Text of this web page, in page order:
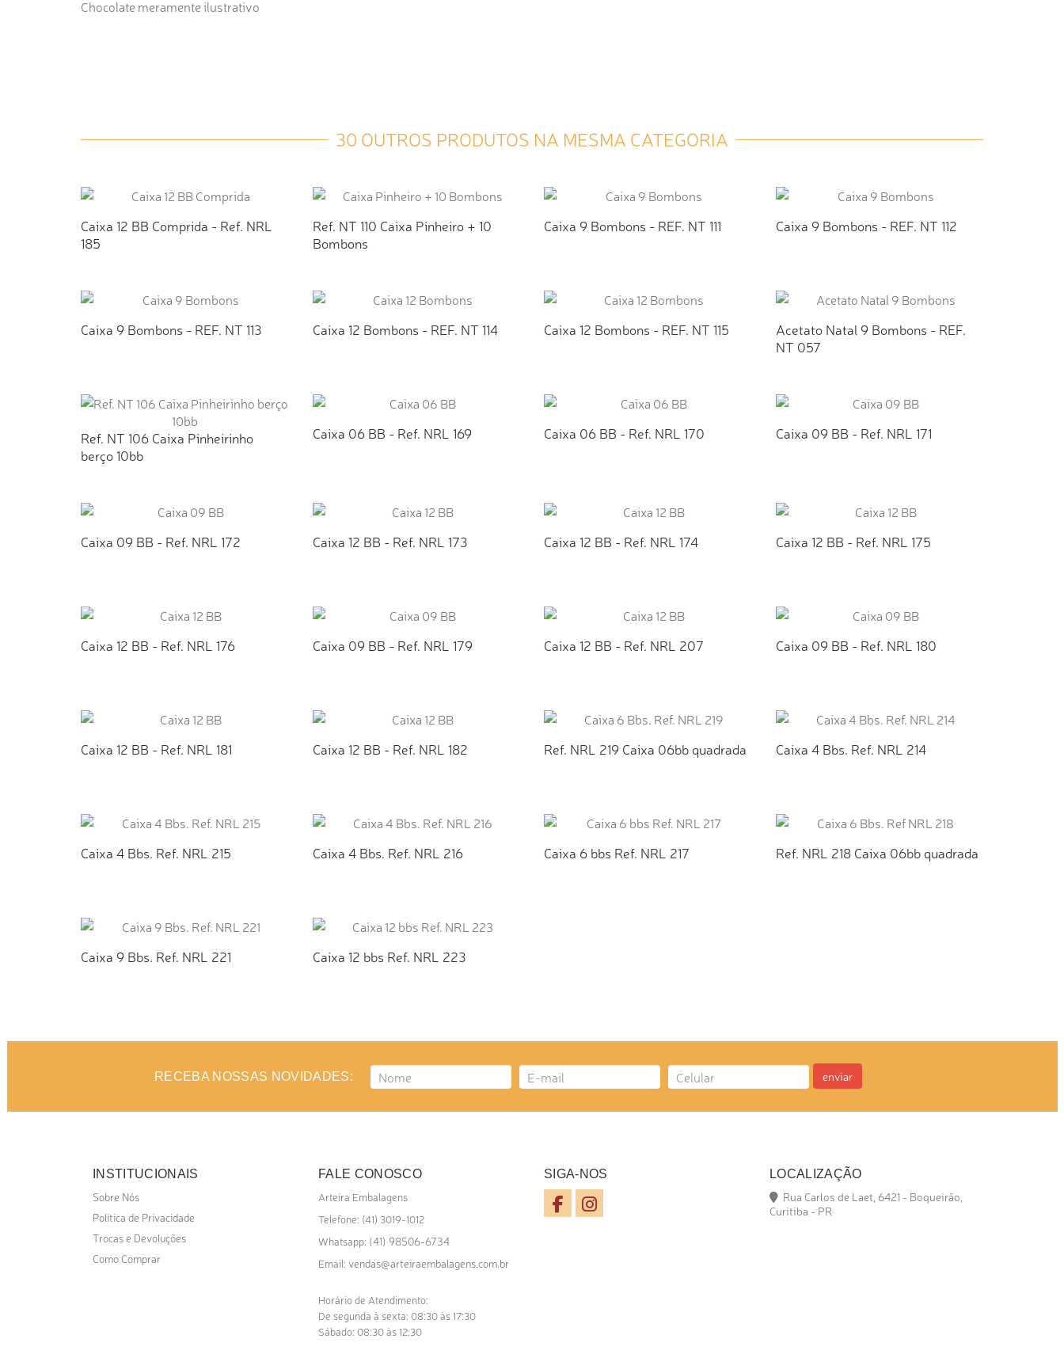
Chocolate meramente ilustrativo
30 OUTROS PRODUTOS NA MESMA CATEGORIA
Caixa 12 BB Comprida - Ref. NRL
185
Ref. NT 110 Caixa Pinheiro + 10
Bombons
Caixa 9 Bombons - REF. NT 111 Caixa 9 Bombons - REF. NT 112
Caixa 9 Bombons - REF. NT 113 Caixa 12 Bombons - REF. NT 114 Caixa 12 Bombons - REF. NT 115
Acetato Natal 9 Bombons - REF.
NT 057
Ref. NT 106 Caixa Pinheirinho
berço 10bb
Caixa 06 BB - Ref. NRL 169 Caixa 06 BB - Ref. NRL 170 Caixa 09 BB - Ref. NRL 171
Caixa 09 BB - Ref. NRL 172 Caixa 12 BB - Ref. NRL 173 Caixa 12 BB - Ref. NRL 174 Caixa 12 BB - Ref. NRL 175
Caixa 12 BB - Ref. NRL 176 Caixa 09 BB - Ref. NRL 179 Caixa 12 BB - Ref. NRL 207 Caixa 09 BB - Ref. NRL 180
Caixa 12 BB - Ref. NRL 181 Caixa 12 BB - Ref. NRL 182 Ref. NRL 219 Caixa 06bb quadrada Caixa 4 Bbs. Ref. NRL 214
Caixa 4 Bbs. Ref. NRL 215 Caixa 4 Bbs. Ref. NRL 216 Caixa 6 bbs Ref. NRL 217 Ref. NRL 218 Caixa 06bb quadrada
Caixa 9 Bbs. Ref. NRL 221 Caixa 12 bbs Ref. NRL 223
RECEBA NOSSAS NOVIDADES: enviar
INSTITUCIONAIS
Sobre Nós
Política de Privacidade
Trocas e Devoluções
Como Comprar
FALE CONOSCO
Arteira Embalagens
Telefone: (41) 3019-1012
Whatsapp: (41) 98506-6734
Email: vendas@arteiraembalagens.com.br
Horário de Atendimento:
De segunda à sexta: 08:30 às 17:30
Sábado: 08:30 às 12:30
SIGA-NOS LOCALIZAÇÃO
Rua Carlos de Laet, 6421 - Boqueirão,
Curitiba - PR